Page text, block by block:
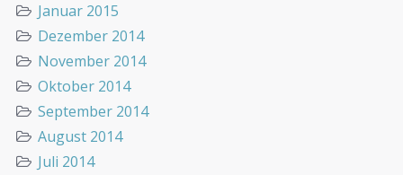
Januar 2015
Dezember 2014
November 2014
Oktober 2014
September 2014
August 2014
Juli 2014